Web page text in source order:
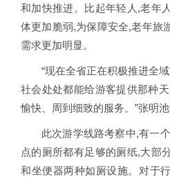
和加快推进。比起年轻人,老年
体更加脆弱,为保障安全,老年旅
需求更加明显。
“现在全省正在积极推进全
社会处处都能给游客提供那种
愉快、周到细致的服务。”张明池
此次游学线路考察中,有一
点的厕所都有足够的厕纸,大部
和坐便器两种如厕设施。对于